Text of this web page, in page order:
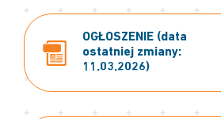
OGŁOSZENIE (data
ostatniej zmiany:
11.03.2026)